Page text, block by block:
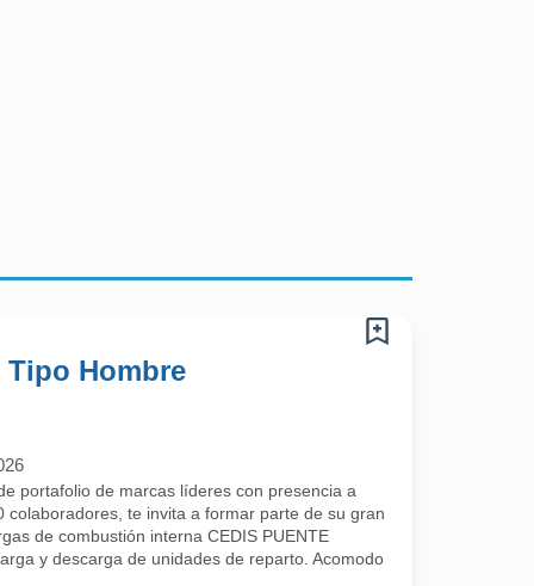
Hombre
portafolio de marcas líderes con presencia a
colaboradores, te invita a formar parte de su gran
de combustión interna CEDIS PUENTE
y descarga de unidades de reparto. Acomodo